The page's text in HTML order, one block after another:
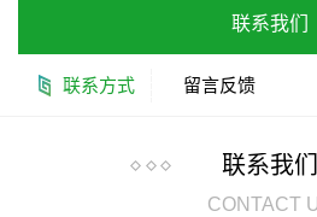
联系我们
联系方式 留言反馈
联系我们
CONTACT